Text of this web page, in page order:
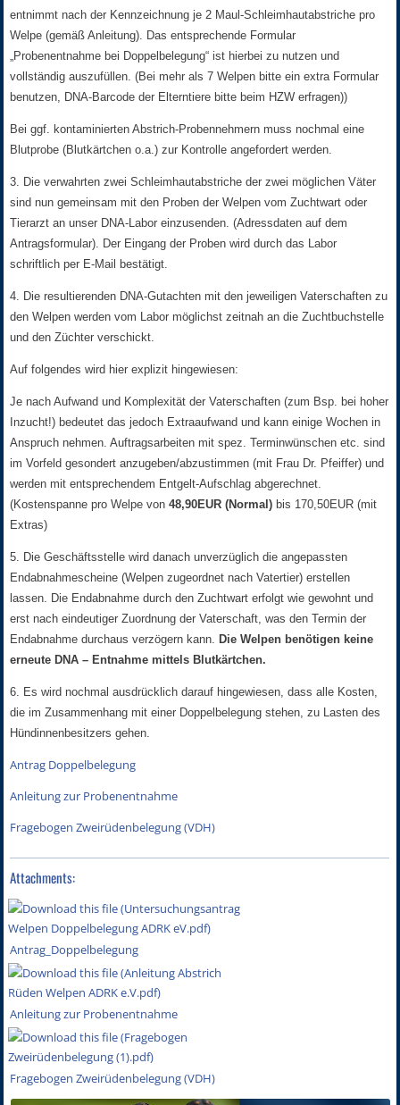
entnimmt nach der Kennzeichnung je 2 Maul-Schleimhautabstriche pro
Welpe (gemäß Anleitung). Das entsprechende Formular
„Probenentnahme bei Doppelbelegung“ ist hierbei zu nutzen und
vollständig auszufüllen. (Bei mehr als 7 Welpen bitte ein extra Formular
benutzen, DNA-Barcode der Elterntiere bitte beim HZW erfragen))
Bei ggf. kontaminierten Abstrich-Probennehmern muss nochmal eine
Blutprobe (Blutkärtchen o.a.) zur Kontrolle angefordert werden.
3. Die verwahrten zwei Schleimhautabstriche der zwei möglichen Väter
sind nun gemeinsam mit den Proben der Welpen vom Zuchtwart oder
Tierarzt an unser DNA-Labor einzusenden. (Adressdaten auf dem
Antragsformular). Der Eingang der Proben wird durch das Labor
schriftlich per E-Mail bestätigt.
4. Die resultierenden DNA-Gutachten mit den jeweiligen Vaterschaften zu
den Welpen werden vom Labor möglichst zeitnah an die Zuchtbuchstelle
und den Züchter verschickt.
Auf folgendes wird hier explizit hingewiesen:
Je nach Aufwand und Komplexität der Vaterschaften (zum Bsp. bei hoher
Inzucht!) bedeutet das jedoch Extraaufwand und kann einige Wochen in
Anspruch nehmen. Auftragsarbeiten mit spez. Terminwünschen etc. sind
im Vorfeld gesondert anzugeben/abzustimmen (mit Frau Dr. Pfeiffer) und
werden mit entsprechendem Entgelt-Aufschlag abgerechnet.
(Kostenspanne pro Welpe von48,90EUR (Normal) bis 170,50EUR (mit
Extras)
5. Die Geschäftsstelle wird danach unverzüglich die angepassten
Endabnahmescheine (Welpen zugeordnet nach Vatertier) erstellen
lassen. Die Endabnahme durch den Zuchtwart erfolgt wie gewohnt und
erst nach eindeutiger Zuordnung der Vaterschaft, was den Termin der
Endabnahme durchaus verzögern kann.
Die Welpen benötigen keine
erneute DNA – Entnahme mittels Blutkärtchen.
6. Es wird nochmal ausdrücklich darauf hingewiesen, dass alle Kosten,
die im Zusammenhang mit einer Doppelbelegung stehen, zu Lasten des
Hündinnenbesitzers gehen.
Antrag Doppelbelegung
Anleitung zur Probenentnahme
Fragebogen Zweirüdenbelegung (VDH)
Attachments:
Antrag_Doppelbelegung
Anleitung zur Probenentnahme
Fragebogen Zweirüdenbelegung (VDH)